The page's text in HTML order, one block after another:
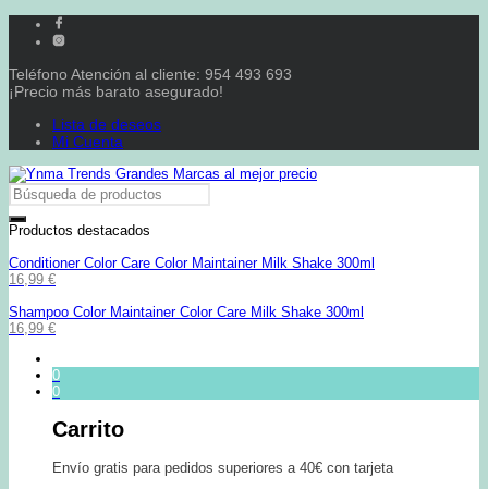
Teléfono Atención al cliente: 954 493 693
¡Precio más barato asegurado!
Lista de deseos
Mi Cuenta
Productos destacados
Conditioner Color Care Color Maintainer Milk Shake 300ml
16,99 €
Shampoo Color Maintainer Color Care Milk Shake 300ml
16,99 €
0
0
Carrito
Envío gratis para pedidos superiores a 40€ con tarjeta